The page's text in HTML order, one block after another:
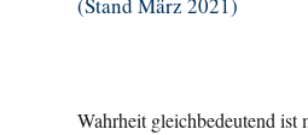
(Stand März 2021)
Wahrheit gleichbedeutend ist